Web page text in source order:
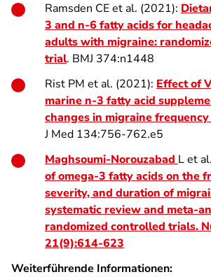
Ramsden CE et al. (2021):
3 and n-6 fatty acids for
adults with migraine:
trial. BMJ 374:n1448
Rist PM et al. (2021): Effect of
marine n-3 fatty acid
changes in migraine
J Med 134:756-762.e5
Maghsoumi-Norouzabad L et
of omega-3 fatty acids on the
severity, and duration of
systematic review and meta-
randomized controlled trials.
21(9):614-623
Weiterführende Informationen: